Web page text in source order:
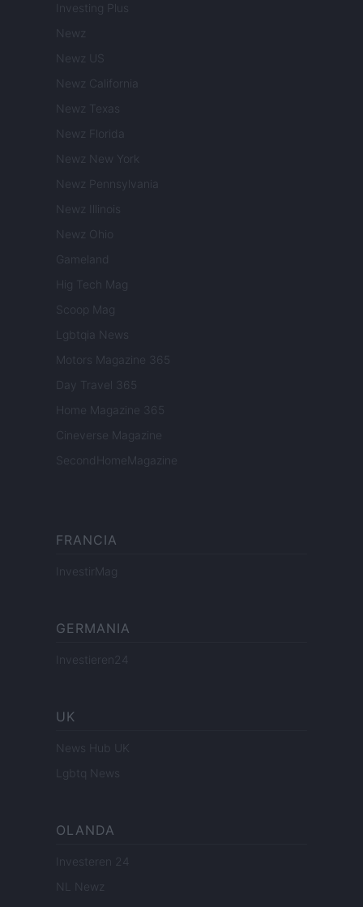
Investing Plus
Newz
Newz US
Newz California
Newz Texas
Newz Florida
Newz New York
Newz Pennsylvania
Newz Illinois
Newz Ohio
Gameland
Hig Tech Mag
Scoop Mag
Lgbtqia News
Motors Magazine 365
Day Travel 365
Home Magazine 365
Cineverse Magazine
SecondHomeMagazine
FRANCIA
InvestirMag
GERMANIA
Investieren24
UK
News Hub UK
Lgbtq News
OLANDA
Investeren 24
NL Newz